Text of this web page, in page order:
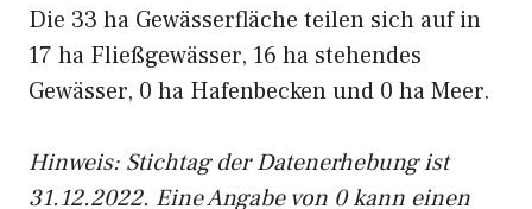
Die 33 ha Gewässerfläche teilen sich auf in
17 ha Fließgewässer, 16 ha stehendes
Gewässer, 0 ha Hafenbecken und 0 ha Meer.
Hinweis: Stichtag der Datenerhebung ist
31.12.2022. Eine Angabe von 0 kann einen